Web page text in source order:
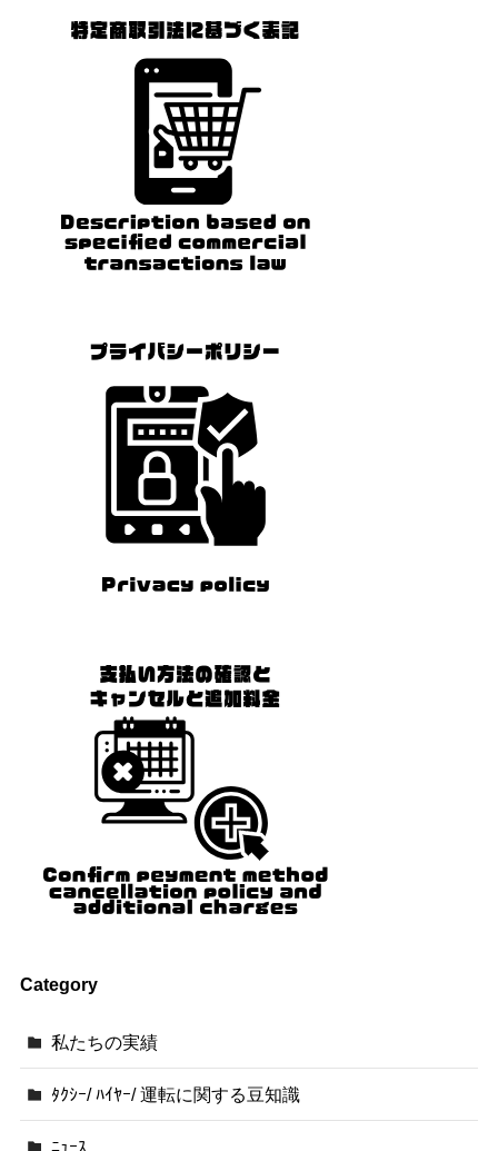
Category
私たちの実績
ﾀｸｼｰ/ ﾊｲﾔｰ/ 運転に関する豆知識
ﾆｭｰｽ